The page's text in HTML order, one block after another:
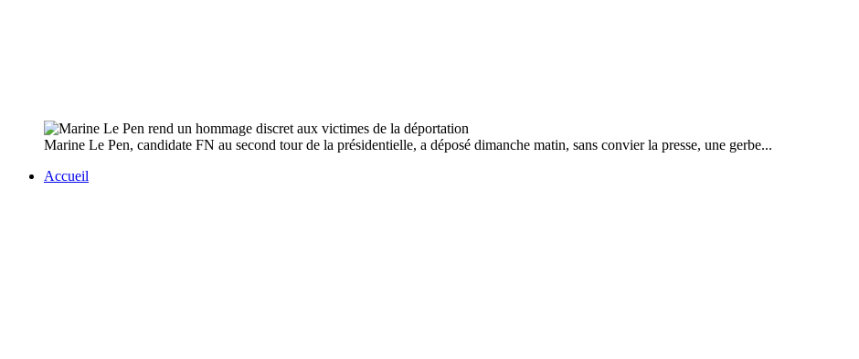
Marine Le Pen, candidate FN au second tour de la présidentielle, a déposé dimanche matin, sans convier la presse, une gerbe...
Accueil